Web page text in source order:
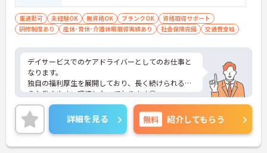
車通勤可 未経験OK 無資格OK ブランクOK
資格取得サポート
研修制度あり
産休･育休･介護休暇取得実績あり 社会保険完備 交通費支給
デイサービスでのケアドライバーとしてのお仕事と
なります。
独自の福利厚生を展開しており、長く続けられるよ
うな働きやすい環境となっております◎
介護系資格や経験がない方も応募できる求人となっ
ておりますので、この機会にケアドライバーを始め
てみたいという方にお勧めです！
ご興味ある方は面接ポイントをお伝えしますので、
お気軽にお問い合わせください♪
詳細を見る 無料 紹介してもらう